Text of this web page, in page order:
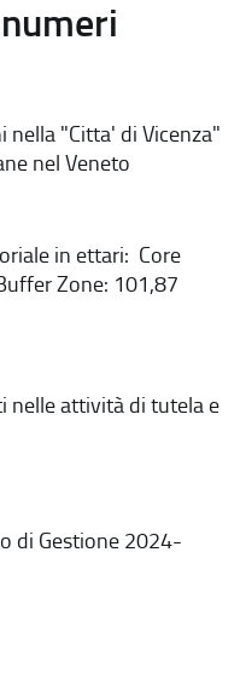
nella "Citta' di Vicenza"
nel Veneto
in ettari: Core
Zone: 101,87
nelle attività di tutela e
di Gestione 2024-